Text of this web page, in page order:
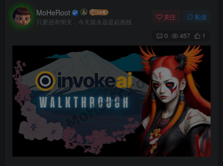
MoHeRoot
只要还有明天，今天就永远是起跑线
关注 私信
0 457 1